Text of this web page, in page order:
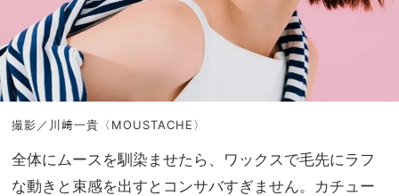
撮影／川﨑一貴〈MOUSTACHE〉
全体にムースを馴染ませたら、ワックスで毛先にラフ
な動きと束感を出すとコンサバすぎません。カチュー